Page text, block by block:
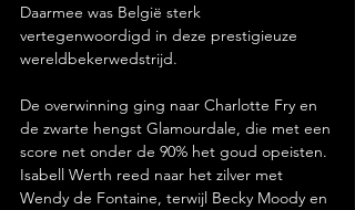
Daarmee was België sterk
vertegenwoordigd in deze prestigieuze
wereldbekerwedstrijd.
De overwinning ging naar Charlotte Fry en
de zwarte hengst Glamourdale, die met een
score net onder de 90% het goud opeisten.
Isabell Werth reed naar het zilver met
Wendy de Fontaine, terwijl Becky Moody en